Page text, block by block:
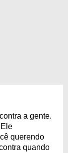
a gente.
querendo
quando